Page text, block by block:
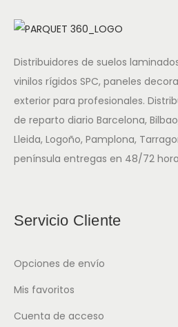
Distribuidores de suelos
vinilos rígidos SPC, paneles
exterior para profesionales.
de reparto diario Barcelona,
Lleida, Logoño, Pamplona,
península entregas en 48/72
Servicio Cliente
Opciones de envío
Mis favoritos
Cuenta de acceso